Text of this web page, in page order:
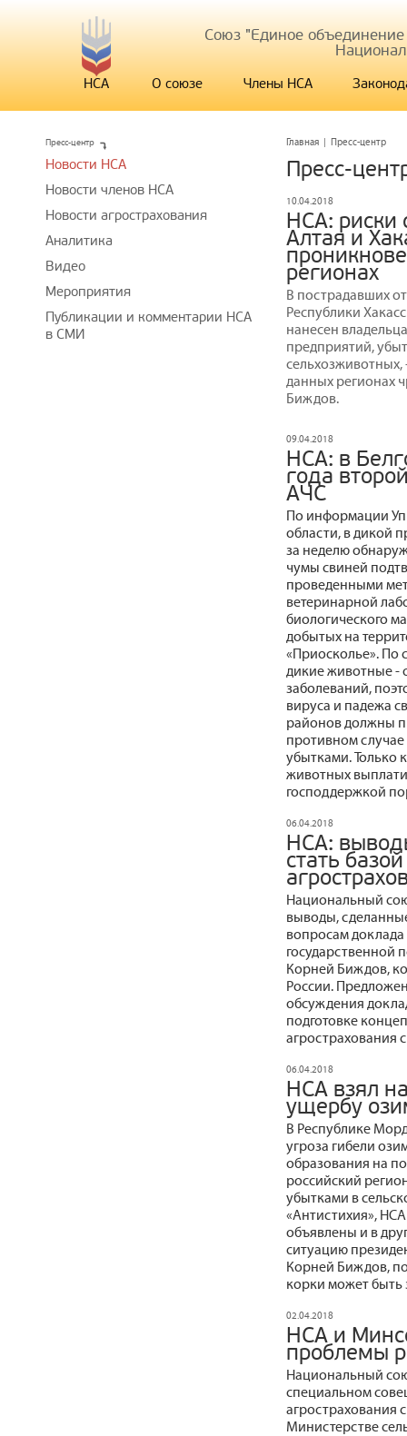
Союз "Единое
НСА О союзе Члены НСА
Главная | Пресс-центр
Пресс-
10.04.2018
НСА: риски
Алтая и
регионах
В пострадавших
Республики
нанесен
предприятий,
данных регионах
Биждов.
09.04.2018
НСА: в
года
АЧС
По информации
области, в дикой
за неделю
чумы свиней
проведенными
ветеринарной
биологического
добытых на
«Приосколье». По
дикие животные -
заболеваний,
вируса и падежа
районов должны
противном
убытками. Только
животных
господдержкой
06.04.2018
НСА:
стать
Национальный
выводы,
вопросам доклада
государственной
Корней Биждов,
России.
обсуждения
подготовке
агрострахования
06.04.2018
НСА взял
ущербу
В Республике
угроза гибели
образования на
российский
убытками в
«Антистихия»,
объявлены и в
ситуацию
Корней Биждов,
корки может быть
02.04.2018
НСА и
проблемы
Национальный
специальном
агрострахования
Министерстве
Пресс-центр
Новости НСА
Новости членов НСА
Новости агрострахования
Аналитика
Видео
Мероприятия
Публикации и комментарии НСА
в СМИ